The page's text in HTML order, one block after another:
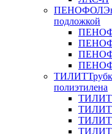
ПЕНОФОЛ
подложкой
ТИЛИТ
полиэтилена
ТИЛИТ
ТИЛИТ
ТИЛИТ
ТИЛИТ